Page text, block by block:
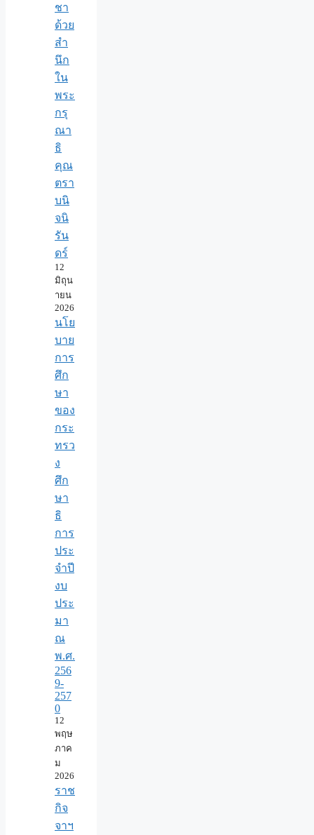
ชา
ด้วย
สำ
นึก
ใน
พระ
กรุ
ณา
ธิ
คุณ
ตรา
บนิ
จนิ
รัน
ดร์
12
มิถุน
ายน
2026
นโย
บาย
การ
ศึก
ษา
ของ
กระ
ทรว
ง
ศึก
ษา
ธิ
การ
ประ
จำปี
งบ
ประ
มา
ณ
พ.ศ.
256
9-
257
0
12
พฤษ
ภาค
ม
2026
ราช
กิจ
จาฯ